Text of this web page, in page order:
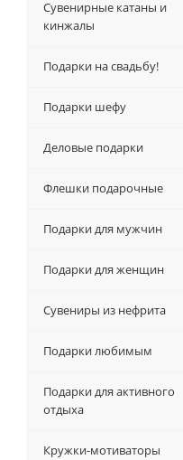
Сувенирные катаны и
кинжалы
Подарки на свадьбу!
Подарки шефу
Деловые подарки
Флешки подарочные
Подарки для мужчин
Подарки для женщин
Сувениры из нефрита
Подарки любимым
Подарки для активного
отдыха
Кружки-мотиваторы